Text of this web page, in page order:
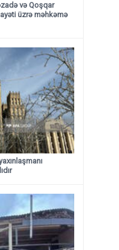
və Qoşqar
üzrə məhkəmə